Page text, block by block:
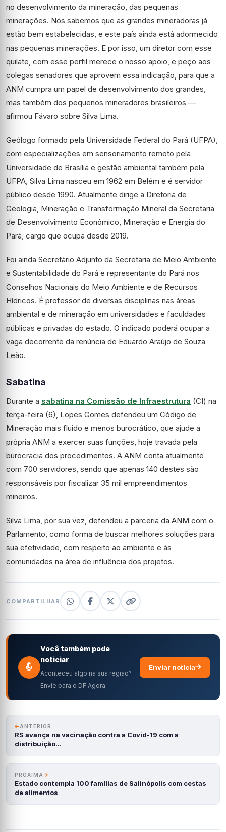
no desenvolvimento da mineração, das pequenas
minerações. Nós sabemos que as grandes mineradoras já
estão bem estabelecidas, e este país ainda está adormecido
nas pequenas minerações. E por isso, um diretor com esse
quilate, com esse perfil merece o nosso apoio, e peço aos
colegas senadores que aprovem essa indicação, para que a
ANM cumpra um papel de desenvolvimento dos grandes,
mas também dos pequenos mineradores brasileiros —
afirmou Fávaro sobre Silva Lima.
Geólogo formado pela Universidade Federal do Pará (UFPA),
com especializações em sensoriamento remoto pela
Universidade de Brasília e gestão ambiental também pela
UFPA, Silva Lima nasceu em 1962 em Belém e é servidor
público desde 1990. Atualmente dirige a Diretoria de
Geologia, Mineração e Transformação Mineral da Secretaria
de Desenvolvimento Econômico, Mineração e Energia do
Pará, cargo que ocupa desde 2019.
Foi ainda Secretário Adjunto da Secretaria de Meio Ambiente
e Sustentabilidade do Pará e representante do Pará nos
Conselhos Nacionais do Meio Ambiente e de Recursos
Hídricos. É professor de diversas disciplinas nas áreas
ambiental e de mineração em universidades e faculdades
públicas e privadas do estado. O indicado poderá ocupar a
vaga decorrente da renúncia de Eduardo Araújo de Souza
Leão.
Sabatina
Durante a sabatina na Comissão de Infraestrutura (CI) na
terça-feira (6), Lopes Gomes defendeu um Código de
Mineração mais fluido e menos burocrático, que ajude a
própria ANM a exercer suas funções, hoje travada pela
burocracia dos procedimentos. A ANM conta atualmente
com 700 servidores, sendo que apenas 140 destes são
responsáveis por fiscalizar 35 mil empreendimentos
mineiros.
Silva Lima, por sua vez, defendeu a parceria da ANM com o
Parlamento, como forma de buscar melhores soluções para
sua efetividade, com respeito ao ambiente e às
comunidades na área de influência dos projetos.
COMPARTILHAR
Você também pode
noticiar
Aconteceu algo na sua região?
Envie para o DF Agora.
Enviar notícia
ANTERIOR
RS avança na vacinação contra a Covid-19 com a
distribuição…
PRÓXIMA
Estado contempla 100 famílias de Salinópolis com cestas
de alimentos